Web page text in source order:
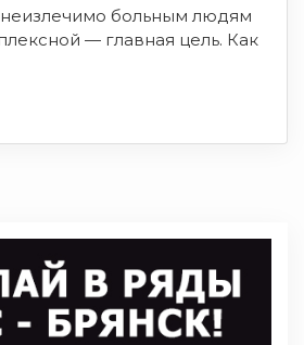
больным людям
— главная цель. Как